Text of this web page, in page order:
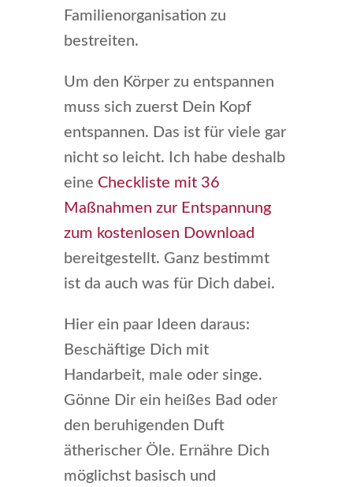
Familienorganisation zu
bestreiten.
Um den Körper zu entspannen
muss sich zuerst Dein Kopf
entspannen. Das ist für viele gar
nicht so leicht. Ich habe deshalb
eine Checkliste mit 36
Maßnahmen zur Entspannung
zum kostenlosen Download
bereitgestellt. Ganz bestimmt
ist da auch was für Dich dabei.
Hier ein paar Ideen daraus:
Beschäftige Dich mit
Handarbeit, male oder singe.
Gönne Dir ein heißes Bad oder
den beruhigenden Duft
ätherischer Öle. Ernähre Dich
möglichst basisch und